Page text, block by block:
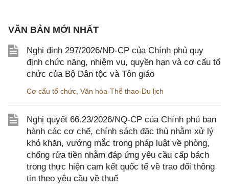
VĂN BẢN MỚI NHẤT
Nghị định 297/2026/NĐ-CP của Chính phủ quy
định chức năng, nhiệm vụ, quyền hạn và cơ cấu tổ
chức của Bộ Dân tộc và Tôn giáo
Cơ cấu tổ chức, Văn hóa-Thể thao-Du lịch
Nghị quyết 66.23/2026/NQ-CP của Chính phủ ban
hành các cơ chế, chính sách đặc thù nhằm xử lý
khó khăn, vướng mắc trong pháp luật về phòng,
chống rửa tiền nhằm đáp ứng yêu cầu cấp bách
trong thực hiện cam kết quốc tế về trao đổi thông
tin theo yêu cầu về thuế